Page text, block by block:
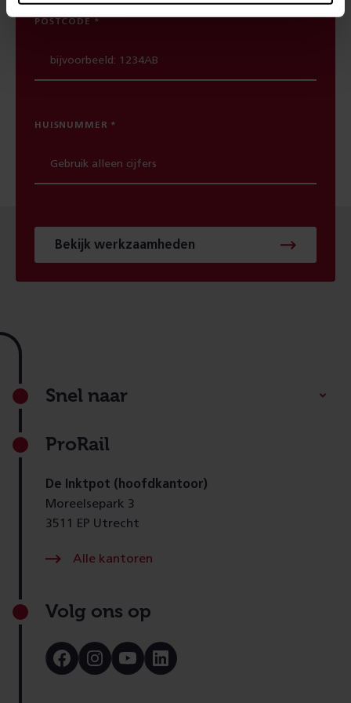
POSTCODE
HUISNUMMER
Bekijk werkzaamheden
Footer
Snel naar
ProRail
De Inktpot (hoofdkantoor)
Moreelsepark 3
3511 EP Utrecht
Alle kantoren
Volg ons op
Bezoek
onze
Bezoek
onze
Bezoek
onze
Bezoek
onze